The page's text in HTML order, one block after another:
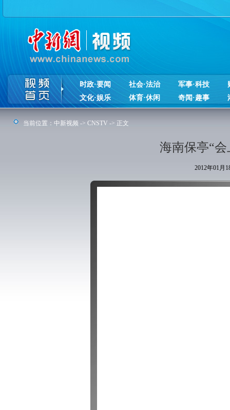
时政·要闻 社会·法治 军事·科技
文化·娱乐
体育·休闲 奇闻·趣事
当前位置： 中新视频 -> CNSTV -> 正文
海南保亭“
2012年01月